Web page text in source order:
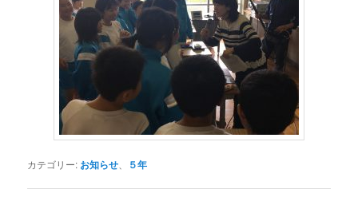
カテゴリー: お知らせ ５年